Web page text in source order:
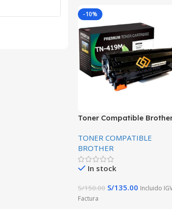
-10%
Toner Compatible
L8900CDW 9000 Paginas
TONER COMPATIBLE
BROTHER
In stock
S/150.00 S/135.00 Incluido
Factura